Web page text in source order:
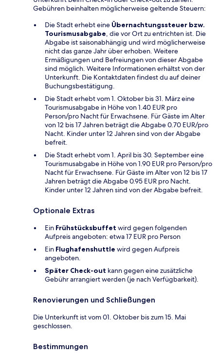
Gebühren beinhalten möglicherweise geltende Steuern:
Die Stadt erhebt eine Übernachtungssteuer bzw.
Tourismusabgabe, die vor Ort zu entrichten ist. Die
Abgabe ist saisonabhängig und wird möglicherweise
nicht das ganze Jahr über erhoben. Weitere
Ermäßigungen und Befreiungen von dieser Abgabe
sind möglich. Weitere Informationen erhältst von der
Unterkunft. Die Kontaktdaten findest du auf deiner
Buchungsbestätigung.
Die Stadt erhebt vom 1. Oktober bis 31. März eine
Tourismusabgabe in Höhe von 1.40 EUR pro
Person/pro Nacht für Erwachsene. Für Gäste im Alter
von 12 bis 17 Jahren beträgt die Abgabe 0.70 EUR/pro
Nacht. Kinder unter 12 Jahren sind von der Abgabe
befreit.
Die Stadt erhebt vom 1. April bis 30. September eine
Tourismusabgabe in Höhe von 1.90 EUR pro Person/pro
Nacht für Erwachsene. Für Gäste im Alter von 12 bis 17
Jahren beträgt die Abgabe 0.95 EUR pro Nacht.
Kinder unter 12 Jahren sind von der Abgabe befreit.
Optionale Extras
Ein Frühstücksbuffet wird gegen folgenden
Aufpreis angeboten: etwa 17 EUR pro Person
Ein Flughafenshuttle wird gegen Aufpreis
angeboten.
Später Check-out kann gegen eine zusätzliche
Gebühr arrangiert werden (je nach Verfügbarkeit).
Renovierungen und Schließungen
Die Unterkunft ist vom 01. Oktober bis zum 15. Mai
geschlossen.
Bestimmungen